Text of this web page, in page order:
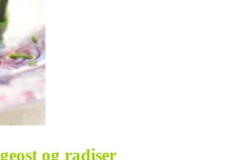
og radiser